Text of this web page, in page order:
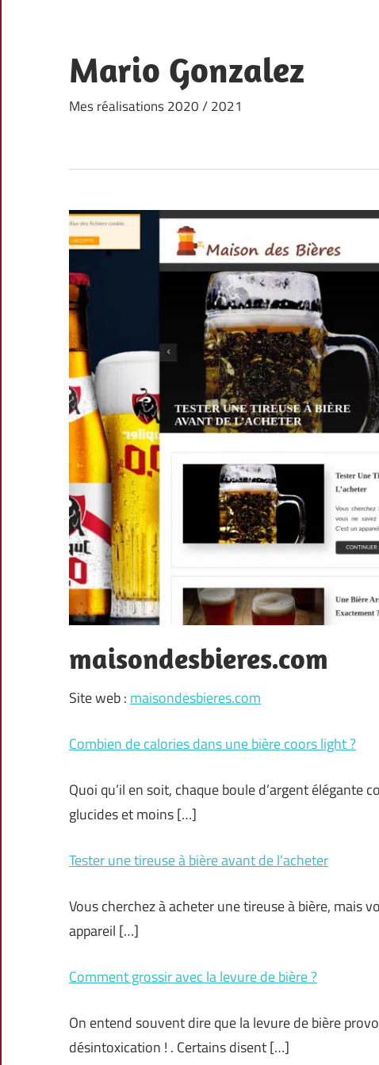
content
Mario Gonzalez
Mes réalisations 2020 / 2021
maisondesbieres.com
Site web : maisondesbieres.com
Combien de calories dans une bière coors light ?
Quoi qu’il en soit, chaque boule d’argent
glucides et moins […]
Tester une tireuse à bière avant de l’acheter
Vous cherchez à acheter une tireuse à bière, mais
appareil […]
Comment grossir avec la levure de bière ?
On entend souvent dire que la levure de bière
désintoxication ! . Certains disent […]